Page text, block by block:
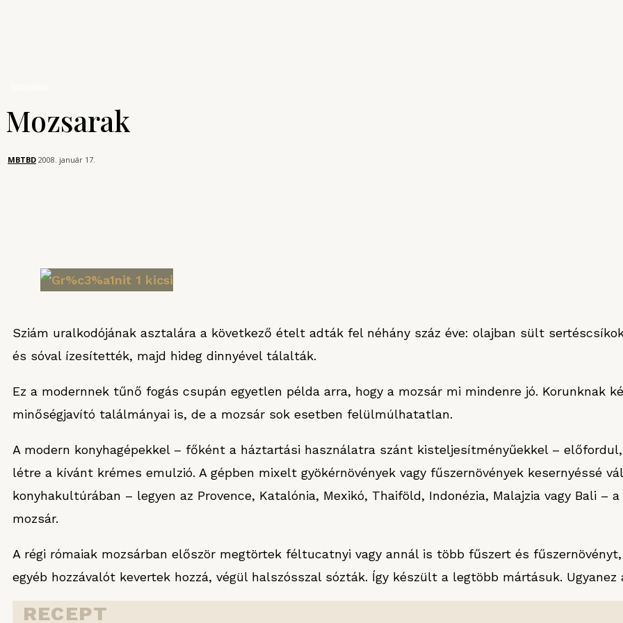
Mozsarak
MBTBD 2008. január 17.
Sziám uralkodójának asztalára a következő ételt adták fel néhány száz éve: olajban sült
és sóval ízesítették, majd hideg dinnyével tálalták.
Ez a modernnek tűnő fogás csupán egyetlen példa arra, hogy a mozsár mi mindenre jó. Korunknak
minőségjavító találmányai is, de a mozsár sok esetben felülmúlhatatlan.
A modern konyhagépekkel – főként a háztartási használatra szánt kisteljesítményűekkel –
létre a kívánt krémes emulzió. A gépben mixelt gyökérnövények vagy fűszernövények kesernyéssé
konyhakultúrában – legyen az Provence, Katalónia, Mexikó, Thaiföld, Indonézia, Malajzia vagy Bali –
mozsár.
A régi rómaiak mozsárban először megtörtek féltucatnyi vagy annál is több fűszert és
egyéb hozzávalót kevertek hozzá, végül halszósszal sózták. Így készült a legtöbb mártásuk.
RECEPT